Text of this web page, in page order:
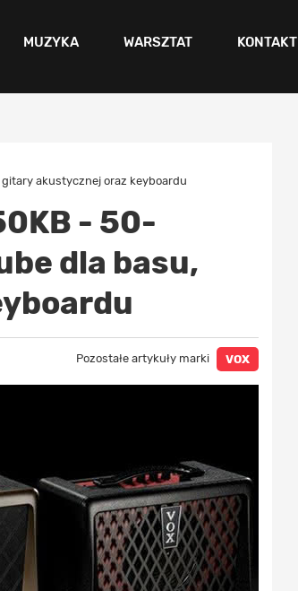
MUZYKA WARSZTAT KONTAKT
gitary akustycznej oraz keyboardu
- 50-
dla basu,
Pozostałe artykuły marki VOX